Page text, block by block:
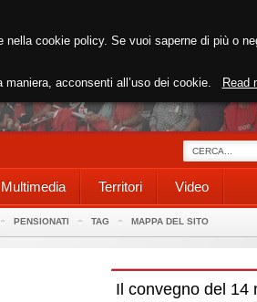
Multimedia Territori Video
PENSIONATI TAG MAPPA DEL SITO
Il convegno del 14
cookie policy. Se vuoi saperne di più o
maniera, acconsenti all’uso dei cookie.
Read